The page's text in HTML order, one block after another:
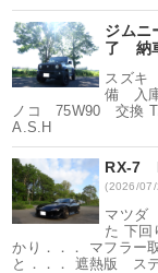
ジム
了 納
スズ
備 入
ノコ 75W90 交換
A.S.H
RX-7
(2026/
マツ
た 下
かり．．． マフラー
と．．． 遮熱版 ス